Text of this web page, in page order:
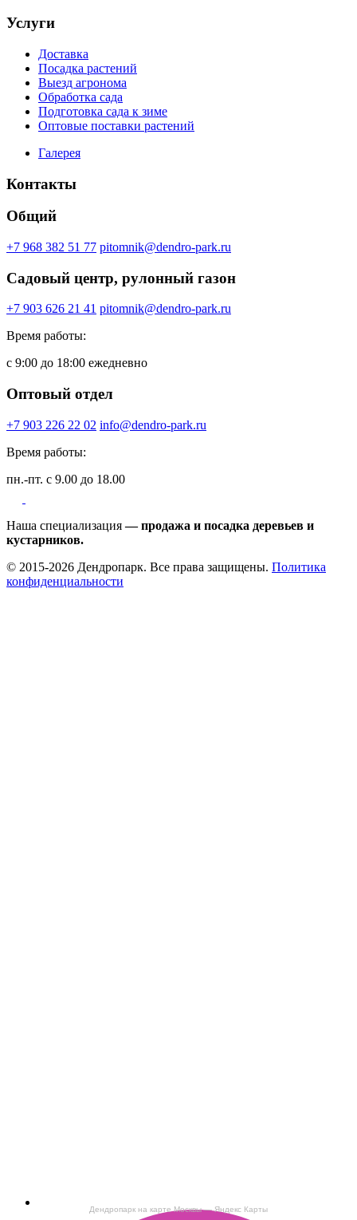
Дендропарк на карте Москвы — Яндекс Карты
Услуги
Доставка
Посадка растений
Выезд агронома
Обработка сада
Подготовка сада к зиме
Оптовые поставки растений
Галерея
Контакты
Общий
+7 968 382 51 77 pitomnik@dendro-park.ru
Садовый центр, рулонный газон
+7 903 626 21 41 pitomnik@dendro-park.ru
Время работы:
с 9:00 до 18:00 ежедневно
Оптовый отдел
+7 903 226 22 02 info@dendro-park.ru
Время работы:
пн.-пт. с 9.00 до 18.00
Наша специализация— продажа и посадка деревьев и
кустарников.
© 2015-2026 Дендропарк. Все права защищены. Политика
конфиденциальности